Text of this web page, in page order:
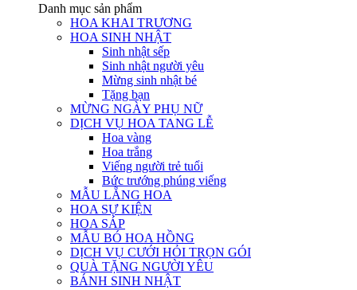
Danh mục sản phẩm
HOA KHAI TRƯƠNG
HOA SINH NHẬT
Sinh nhật sếp
Sinh nhật người yêu
Mừng sinh nhật bé
Tặng bạn
MỪNG NGÀY PHỤ NỮ
DỊCH VỤ HOA TANG LỄ
Hoa vàng
Hoa trắng
Viếng người trẻ tuổi
Bức trướng phúng viếng
MẪU LẴNG HOA
HOA SỰ KIỆN
HOA SÁP
MẪU BÓ HOA HỒNG
DỊCH VỤ CƯỚI HỎI TRỌN GÓI
QUÀ TẶNG NGƯỜI YÊU
BÁNH SINH NHẬT